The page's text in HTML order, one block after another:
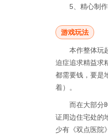
5、精心制作
游戏玩法
本作整体玩
迫症追求精益求
都需要钱，要是
着）。
而在大部分
证周边住宅处的
少有《双点医院